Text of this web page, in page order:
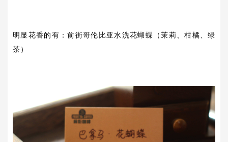
明显花香的有：前街哥伦比亚水洗花蝴蝶（茉莉、柑橘、绿
茶）